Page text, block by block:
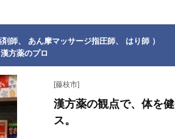
剤師、 あん摩マッサージ指圧師、 はり師 ）
方薬のプロ
[藤枝市]
漢方薬の観点で、体を
ス。